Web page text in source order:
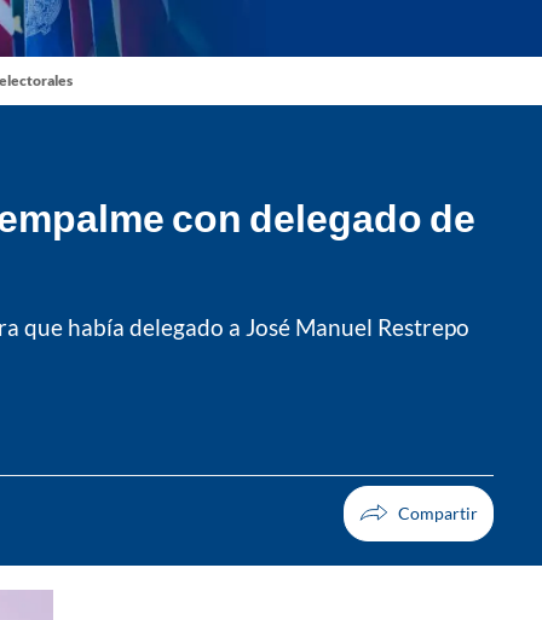
con delegado de
había delegado a José Manuel Restrepo